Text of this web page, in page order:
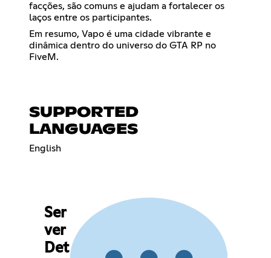
facções, são comuns e ajudam a fortalecer os
laços entre os participantes.
Em resumo, Vapo é uma cidade vibrante e
dinâmica dentro do universo do GTA RP no
FiveM.
SUPPORTED
LANGUAGES
English
Ser
ver
Det